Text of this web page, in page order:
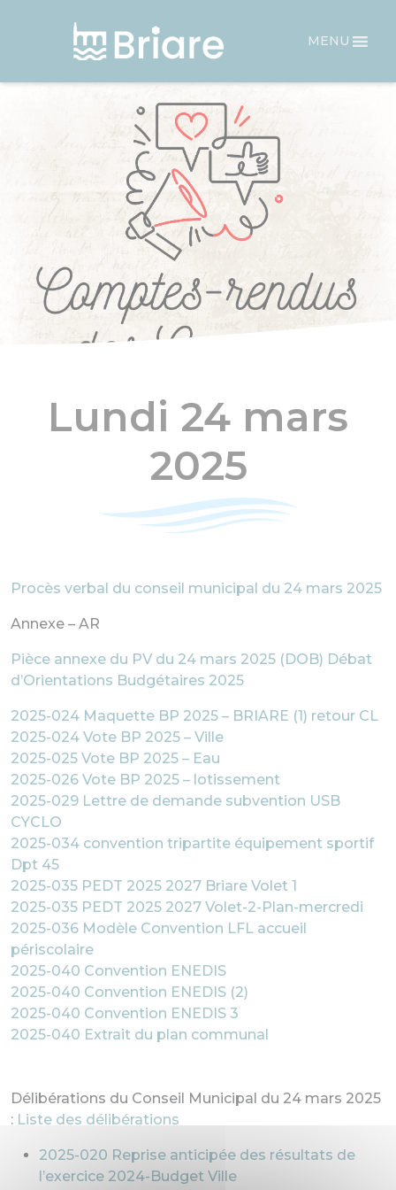
MENU
Lundi 24 mars
2025
Procès verbal du conseil municipal du 24 mars 2025
Annexe – AR
Pièce annexe du PV du 24 mars 2025 (DOB) Débat
d’Orientations Budgétaires 2025
2025-024 Maquette BP 2025 – BRIARE (1) retour CL
2025-024 Vote BP 2025 – Ville
2025-025 Vote BP 2025 – Eau
2025-026 Vote BP 2025 – lotissement
2025-029 Lettre de demande subvention USB
CYCLO
2025-034 convention tripartite équipement sportif
Dpt 45
2025-035 PEDT 2025 2027 Briare Volet 1
2025-035 PEDT 2025 2027 Volet-2-Plan-mercredi
2025-036 Modèle Convention LFL accueil
périscolaire
2025-040 Convention ENEDIS
2025-040 Convention ENEDIS (2)
2025-040 Convention ENEDIS 3
2025-040 Extrait du plan communal
Délibérations du Conseil Municipal du 24 mars 2025
: Liste des délibérations
2025-020 Reprise anticipée des résultats de
l’exercice 2024-Budget Ville